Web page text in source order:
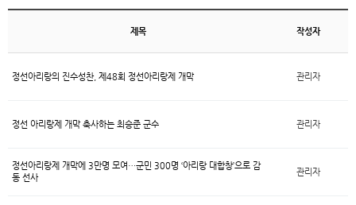
제목 작성자
정선아리랑의 진수성찬, 제48회 정선아리랑제 개막 관리자
정선 아리랑제 개막 축사하는 최승준 군수 관리자
정선아리랑제 개막에 3만명 모여…군민 300명 ‘아리랑 대합창’으로 감
동 선사
관리자